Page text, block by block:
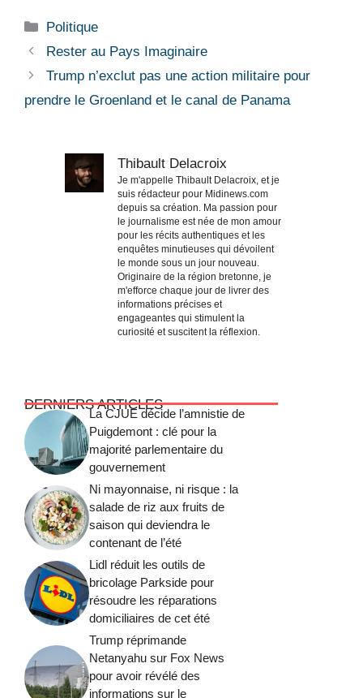
Catégories
Politique
Rester au Pays Imaginaire
Trump n’exclut pas une action militaire pour
prendre le Groenland et le canal de Panama
Thibault Delacroix
Je m'appelle Thibault Delacroix, et je
suis rédacteur pour Midinews.com
depuis sa création. Ma passion pour
le journalisme est née de mon amour
pour les récits authentiques et les
enquêtes minutieuses qui dévoilent
le monde sous un jour nouveau.
Originaire de la région bretonne, je
m'efforce chaque jour de livrer des
informations précises et
engageantes qui stimulent la
curiosité et suscitent la réflexion.
DERNIERS ARTICLES
La CJUE décide l’amnistie de
Puigdemont : clé pour la
majorité parlementaire du
gouvernement
Ni mayonnaise, ni risque : la
salade de riz aux fruits de
saison qui deviendra le
contenant de l’été
Lidl réduit les outils de
bricolage Parkside pour
résoudre les réparations
domiciliaires de cet été
Trump réprimande
Netanyahu sur Fox News
pour avoir révélé des
informations sur le